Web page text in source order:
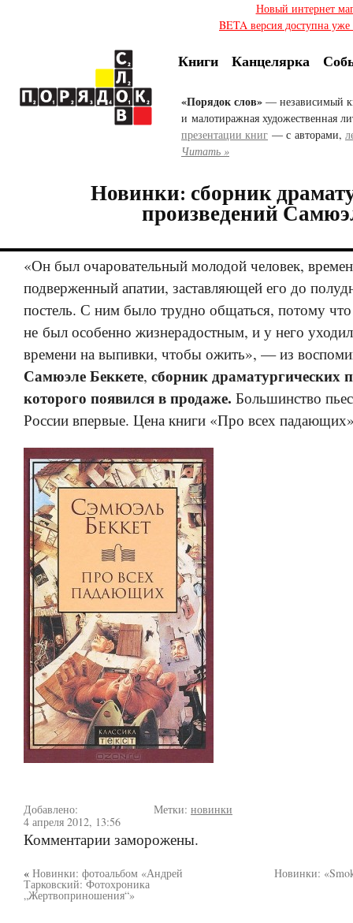
Новый интернет
BETA версия доступна
Книги Канцелярка
«Порядок слов» — независимый
и малотиражная художественная
презентации книг — с авторами,
Читать »
Новинки: сборник
произведений
«Он был очаровательный молодой человек,
подверженный апатии, заставляющей его до
постель. С ним было трудно общаться, потому
не был особенно жизнерадостным, и у него
времени на выпивки, чтобы ожить», — из
Самюэле Беккете, сборник драматургических
которого появился в продаже. Большинство
России впервые. Цена книги «Про всех
Добавлено:
4 апреля 2012, 13:56
Метки: новинки
Комментарии заморожены.
« Новинки: фотоальбом «Андрей
Тарковский: Фотохроника
„Жертвоприношения“»
Новинки: